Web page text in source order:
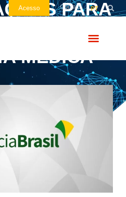
Acesso Contato PT
PARA
DE
MÉDICA